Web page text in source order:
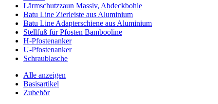
Lärmschutzzaun Massiv, Abdeckbohle
Batu Line Zierleiste aus Aluminium
Batu Line Adapterschiene aus Aluminium
Stellfuß für Pfosten Bambooline
H-Pfostenanker
U-Pfostenanker
Schraublasche
Alle anzeigen
Basisartikel
Zubehör